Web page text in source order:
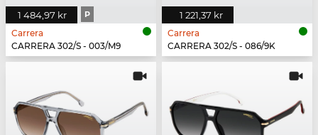
1 484,97 kr P
Carrera
CARRERA 302/S - 003/M9
1 221,37 kr
Carrera
CARRERA 302/S - 086/9K